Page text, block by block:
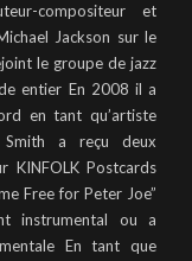
compositeur et
Jackson sur le
le groupe de jazz
entier En 2008 il a
en tant qu’artiste
Smith a reçu deux
KINFOLK Postcards
Free for Peter Joe”
instrumental ou a
En tant que